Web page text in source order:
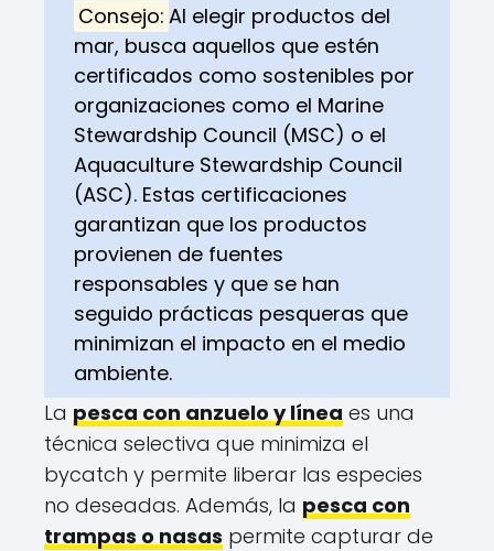
Consejo: Al elegir productos del
mar, busca aquellos que estén
certificados como sostenibles por
organizaciones como el Marine
Stewardship Council (MSC) o el
Aquaculture Stewardship Council
(ASC). Estas certificaciones
garantizan que los productos
provienen de fuentes
responsables y que se han
seguido prácticas pesqueras que
minimizan el impacto en el medio
ambiente.
La pesca con anzuelo y línea es una
técnica selectiva que minimiza el
bycatch y permite liberar las especies
no deseadas. Además, la pesca con
trampas o nasas permite capturar de